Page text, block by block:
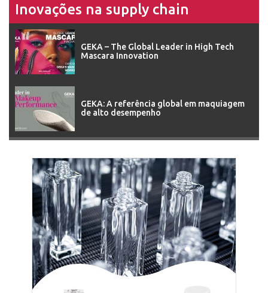
Inovações na supply chain
GEKA – The Global Leader in High Tech
Mascara Innovation
GEKA: A referência global em maquiagem
de alto desempenho